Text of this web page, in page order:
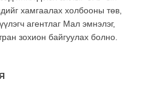
хамгаалах холбооны төв,
агентлаг Мал эмнэлэг,
зохион байгуулах болно.